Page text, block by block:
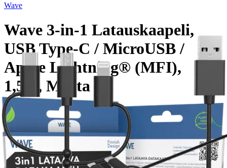
Wave
Wave 3-in-1 Latauskaapeli,
USB Type-C / MicroUSB /
Apple Lightning® (MFI),
1,5m, Musta
Asiakasomistajahinta
Hinta ilman S-Etukorttia: 19,95 €